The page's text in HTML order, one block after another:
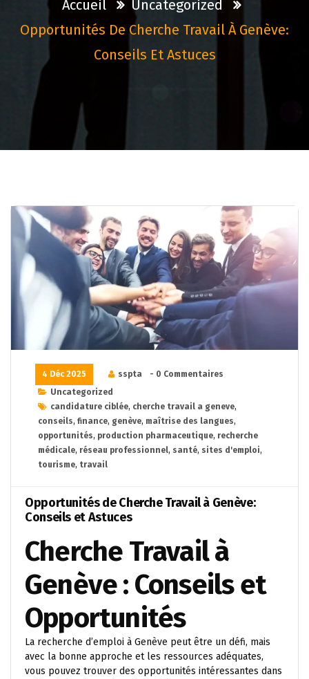
Accueil
Uncategorized
Opportunités De Cherche Travail À Genève:
Conseils Et Astuces
4 Déc 2025 sspta
- 0 Commentaires
Uncategorized
candidature ciblée, cherche travail a geneve,
conseils, finance, genève, maîtrise des langues,
opportunités, production pharmaceutique, recherche
médicale, réseau professionnel, santé, sites d'emploi,
tourisme, travail
Opportunités de Cherche Travail à Genève:
Conseils et Astuces
Cherche Travail à
Genève : Conseils et
Opportunités
La recherche d’emploi à Genève peut être un défi, mais
avec la bonne approche et les ressources adéquates,
vous pouvez trouver des opportunités intéressantes dans